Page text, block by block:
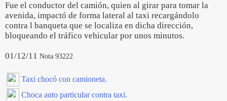
Fue el conductor del camión, quien al girar para tomar la
avenida, impactó de forma lateral al taxi recargándolo
contra l banqueta que se localiza en dicha dirección,
bloqueando el tráfico vehicular por unos minutos.
01/12/11 Nota 93222
Taxi chocó con camioneta.
Choca auto particular contra taxi.